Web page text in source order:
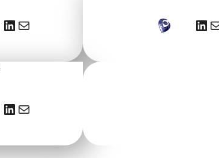
LinkedIn E-mail LinkedIn E-mail
LinkedIn E-mail